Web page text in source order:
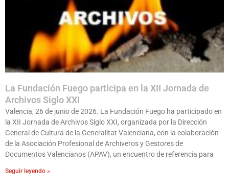
La Fundación Fuego participa en la XII Jornada de
Archivos Siglo XXI
Valencia, 26 de junio de 2026. La Fundación Fuego ha participado en
la XII Jornada de Archivos Siglo XXI, organizada por la Dirección
General de Cultura de la Generalitat Valenciana, con la colaboración
de la Asociación Profesional de Archiveros y Gestores de
Documentos Valencianos (APAV), un encuentro de referencia para
Seguir leyendo »